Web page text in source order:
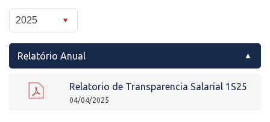
Relatório Anual
Relatorio de Transparencia Salarial 1S25
04/04/2025